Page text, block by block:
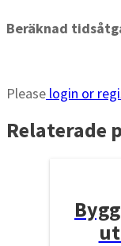
Beräknad
Please login or
Relaterade